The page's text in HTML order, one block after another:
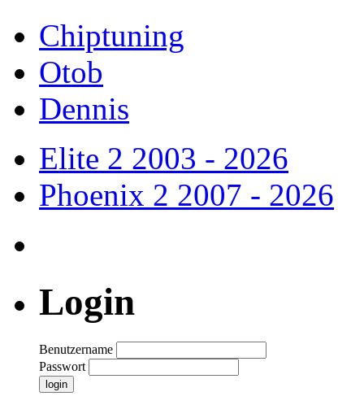
Chiptuning
Otob
Dennis
Elite 2 2003 - 2026
Phoenix 2 2007 - 2026
Login
Benutzername
Passwort